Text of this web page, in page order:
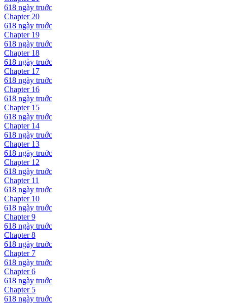
618 ngày truớc
Chapter20
618 ngày truớc
Chapter 19
618 ngày truớc
Chapter 18
618 ngày truớc
Chapter 17
618 ngày truớc
Chapter 16
618 ngày truớc
Chapter 15
618 ngày truớc
Chapter 14
618 ngày truớc
Chapter 13
618 ngày truớc
Chapter 12
618 ngày truớc
Chapter 11
618 ngày truớc
Chapter 10
618 ngày truớc
Chapter9
618 ngày truớc
Chapter8
618 ngày truớc
Chapter 7
618 ngày truớc
Chapter6
618 ngày truớc
Chapter 5
618 ngày truớc